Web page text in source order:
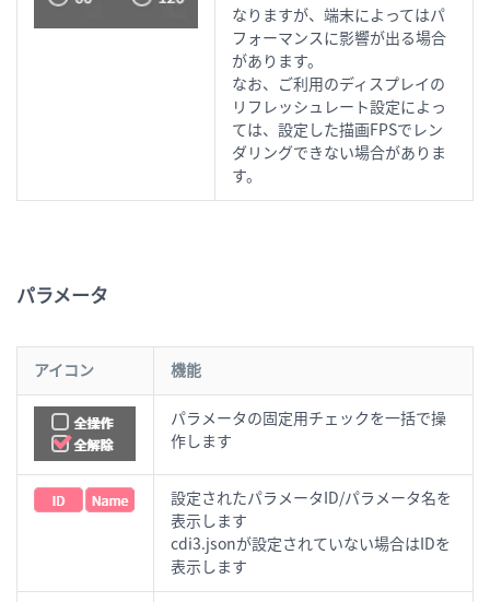
なりますが、端末によってはパ
フォーマンスに影響が出る場合
があります。
なお、ご利用のディスプレイの
リフレッシュレート設定によっ
ては、設定した描画FPSでレン
ダリングできない場合がありま
す。
パラメータ
アイコン 機能
パラメータの固定用チェックを一括で操
作します
設定されたパラメータID/パラメータ名を
表示します
cdi3.jsonが設定されていない場合はIDを
表示します